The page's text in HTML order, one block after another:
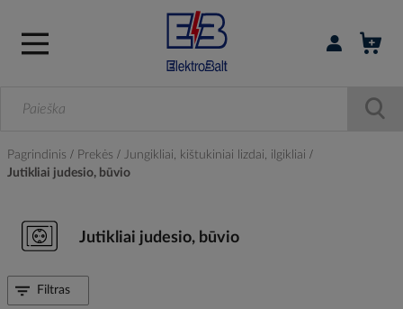
Prisijungti /
Pagrindinis Prekės
Jungikliai, kištukiniai lizdai, ilgikliai
Jutikliai judesio, būvio
Jutikliai judesio, būvio
Filtras